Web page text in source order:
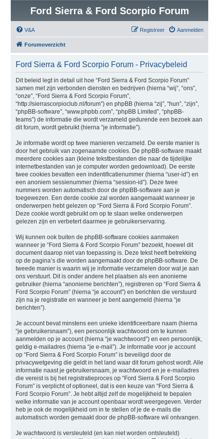
Ford Sierra & Ford Scorpio Forum
V&A Aanmelden
Registreer
Forumoverzicht
Ford Sierra & Ford Scorpio Forum - Privacybeleid
Dit beleid legt in detail uit hoe “Ford Sierra & Ford Scorpio Forum”
samen met zijn verbonden diensten en bedrijven (hierna “wij”, “ons”,
“onze”, “Ford Sierra & Ford Scorpio Forum”,
“http://sierrascorpioclub.nl/forum”) en phpBB (hierna “zij”, “hun”, “zijn”,
“phpBB-software”, “www.phpbb.com”, “phpBB Limited”, “phpBB-
teams”) de informatie die wordt verzameld gedurende een bezoek aan
dit forum, wordt gebruikt (hierna “je informatie”).
Je informatie wordt op twee manieren verzameld. De eerste manier is
door het gebruik van zogenaamde cookies. De phpBB-software maakt
meerdere cookies aan (kleine tekstbestanden die naar de tijdelijke
internetbestanden van je computer worden gedownload). De eerste
twee cookies bevatten een indentificatienummer (hierna “user-id”) en
een anoniem sessienummer (hierna “session-id”). Deze twee
nummers worden automatisch door de phpBB-software aan je
toegewezen. Een derde cookie zal worden aangemaakt wanneer je
onderwerpen hebt gelezen op “Ford Sierra & Ford Scorpio Forum”.
Deze cookie wordt gebruikt om op te slaan welke onderwerpen
gelezen zijn en verbetert daarmee je gebruikerservaring.
Wij kunnen ook buiten de phpBB-software cookies aanmaken
wanneer je “Ford Sierra & Ford Scorpio Forum” bezoekt, hoewel dit
document daarop niet van toepassing is. Deze tekst heeft betrekking
op de pagina’s die worden aangemaakt door de phpBB-software. De
tweede manier is waarin wij je informatie verzamelen door wat je aan
ons verstuurt. Dit is onder andere het plaatsen als een anonieme
gebruiker (hierna “anonieme berichten”), registreren op “Ford Sierra &
Ford Scorpio Forum” (hierna “je account”) en berichten die verstuurd
zijn na je registratie en wanneer je bent aangemeld (hierna “je
berichten”).
Je account bevat minstens een unieke identificeerbare naam (hierna
“je gebruikersnaam”), een persoonlijk wachtwoord om te kunnen
aanmelden op je account (hierna “je wachtwoord”) en een persoonlijk,
geldig e-mailadres (hierna “je e-mail”). Je informatie voor je account
op “Ford Sierra & Ford Scorpio Forum” is beveiligd door de
privacywetgeving die geldt in het land waar dit forum gehost wordt. Alle
informatie naast je gebruikersnaam, je wachtwoord en je e-mailadres
die vereist is bij het registratieproces op “Ford Sierra & Ford Scorpio
Forum” is verplicht of optioneel, dat is een keuze van “Ford Sierra &
Ford Scorpio Forum”. Je hebt altijd zelf de mogelijkheid te bepalen
welke informatie van je account openbaar wordt weergegeven. Verder
heb je ook de mogelijkheid om in te stellen of je de e-mails die
automatisch worden gemaakt door de phpBB-software wil ontvangen.
Je wachtwoord is versleuteld (en kan niet worden ontsleuteld)